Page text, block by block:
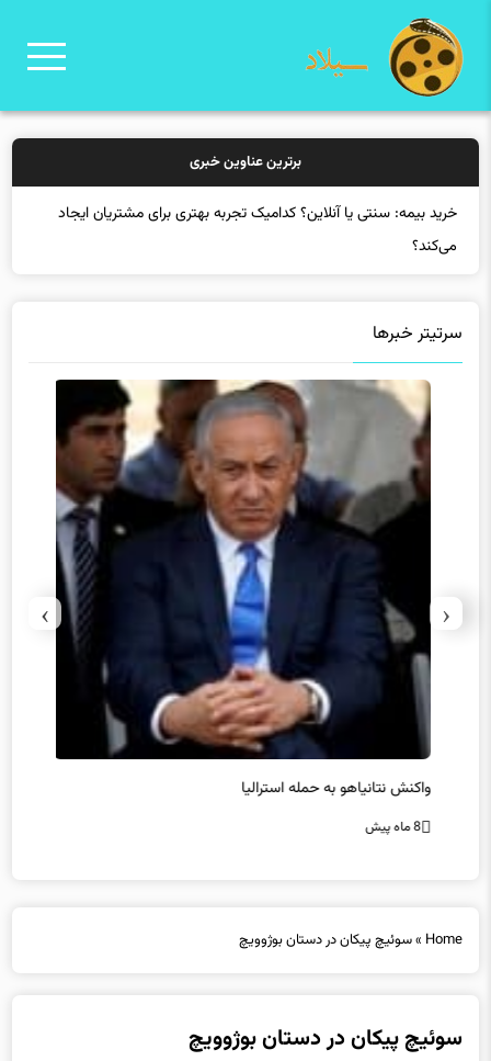
برترین عناوین خبری
خرید بیمه: سنتی یا آنلاین؟ کدامیک تجربه بهتری برای مشتریان ایجاد
می‌کند؟
سرتیتر خبرها
واکنش نتانیاهو به حمله استرالیا
8 ماه پیش
‹
›
Home
»سوئیچ پیکان در دستان بوژوویچ
سوئیچ پیکان در دستان بوژوویچ